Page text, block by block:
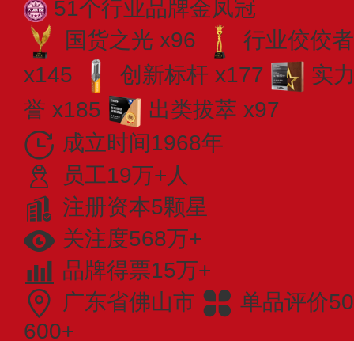
51个行业品牌金凤冠
国货之光 x96
行业佼佼
x145
创新标杆 x177
实
誉 x185
出类拔萃 x97
成立时间1968年
员工19万+人
注册资本5颗星
关注度568万+
品牌得票15万+
广东省佛山市
单品评价
600+